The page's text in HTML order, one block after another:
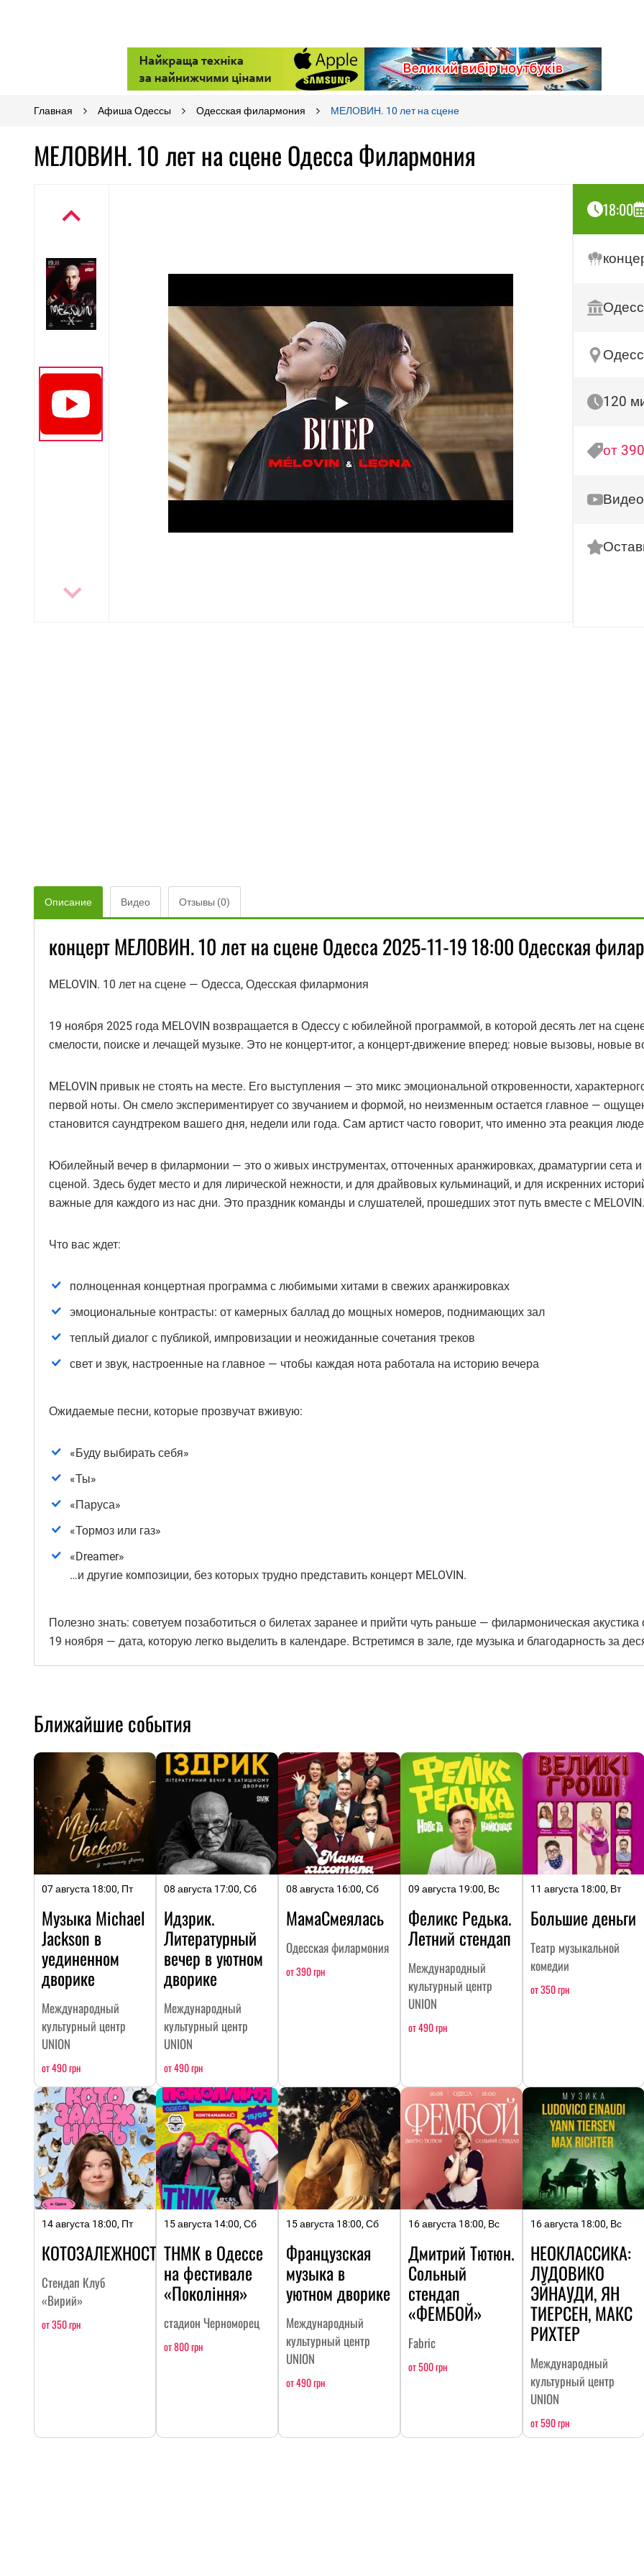
Главная Афиша Одессы Одесская филармония МЕЛОВИН. 10 лет на сцене
МЕЛОВИН. 10 лет на сцене Одесса Филармония
18:00
120
от
Видео
Описание Видео Отзывы (0)
концерт МЕЛОВИН. 10 лет на сцене Одесса 2025-11-19 18:00 Одесская
MELOVIN. 10 лет на сцене — Одесса, Одесская филармония
19 ноября 2025 года MELOVIN возвращается в Одессу с юбилейной программой, в которой десять лет на
смелости, поиске и лечащей музыке. Это не концерт-итог, а концерт-движение вперед: новые вызовы,
MELOVIN привык не стоять на месте. Его выступления — это микс эмоциональной откровенности,
первой ноты. Он смело экспериментирует со звучанием и формой, но неизменным остается главное —
становится саундтреком вашего дня, недели или года. Сам артист часто говорит, что именно эта реакция
Юбилейный вечер в филармонии — это о живых инструментах, отточенных аранжировках, драматургии сета
сценой. Здесь будет место и для лирической нежности, и для драйвовых кульминаций, и для искренних
важные для каждого из нас дни. Это праздник команды и слушателей, прошедших этот путь вместе с MELOVIN.
Что вас ждет:
полноценная концертная программа с любимыми хитами в свежих аранжировках
эмоциональные контрасты: от камерных баллад до мощных номеров, поднимающих зал
теплый диалог с публикой, импровизации и неожиданные сочетания треков
свет и звук, настроенные на главное — чтобы каждая нота работала на историю вечера
Ожидаемые песни, которые прозвучат вживую:
«Буду выбирать себя»
«Ты»
«Паруса»
«Тормоз или газ»
«Dreamer»
…и другие композиции, без которых трудно представить концерт MELOVIN.
Полезно знать: советуем позаботиться о билетах заранее и прийти чуть раньше — филармоническая
19 ноября — дата, которую легко выделить в календаре. Встретимся в зале, где музыка и благодарность за
Ближайшие события
07 августа 18:00, Пт
Музыка Michael
Jackson в
уединенном
дворике
Международный
культурный центр
UNION
от 490 грн
08 августа 17:00, Сб
Идзрик.
Литературный
вечер в уютном
дворике
Международный
культурный центр
UNION
от 490 грн
08 августа 16:00, Сб
МамаСмеялась
Одесская филармония
от 390 грн
09 августа 19:00, Вс
Феликс Редька.
Летний стендап
Международный
культурный центр
UNION
от 490 грн
11 августа 18:00, Вт
Большие деньги
Театр музыкальной
комедии
от 350 грн
14 августа 18:00, Пт
КОТОЗАЛЕЖНОСТЬ
Стендап Клуб
«Вирий»
от 350 грн
15 августа 14:00, Сб
ТНМК в Одессе
на фестивале
«Покоління»
стадион Черноморец
от 800 грн
15 августа 18:00, Сб
Французская
музыка в
уютном дворике
Международный
культурный центр
UNION
от 490 грн
16 августа 18:00, Вс
Дмитрий Тютюн.
Сольный
стендап
«ФЕМБОЙ»
Fabric
от 500 грн
16 августа 18:00, Вс
НЕОКЛАССИКА:
ЛУДОВИКО
ЭЙНАУДИ, ЯН
ТИЕРСЕН, МАКС
РИХТЕР
Международный
культурный центр
UNION
от 590 грн